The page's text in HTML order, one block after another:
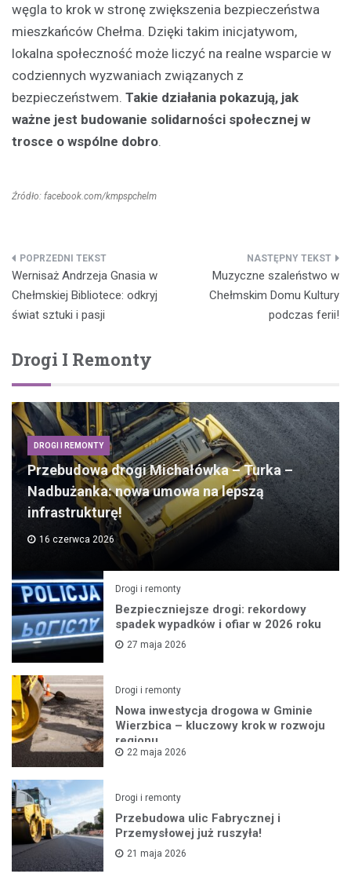
węgla to krok w stronę zwiększenia bezpieczeństwa
mieszkańców Chełma. Dzięki takim inicjatywom,
lokalna społeczność może liczyć na realne wsparcie w
codziennych wyzwaniach związanych z
bezpieczeństwem. Takie działania pokazują, jak
ważne jest budowanie solidarności społecznej w
trosce o wspólne dobro.
Źródło: facebook.com/kmpspchelm
Nawigacja
wpisu
Wernisaż Andrzeja Gnasia w
Chełmskiej Bibliotece: odkryj
świat sztuki i pasji
Muzyczne szaleństwo w
Chełmskim Domu Kultury
podczas ferii!
Drogi I Remonty
DROGI I REMONTY
Przebudowa drogi Michałówka – Turka –
Nadbużanka: nowa umowa na lepszą
infrastrukturę!
16 czerwca 2026
Drogi i remonty
Bezpieczniejsze drogi: rekordowy
spadek wypadków i ofiar w 2026 roku
27 maja 2026
Drogi i remonty
Nowa inwestycja drogowa w Gminie
Wierzbica – kluczowy krok w rozwoju
regionu
22 maja 2026
Drogi i remonty
Przebudowa ulic Fabrycznej i
Przemysłowej już ruszyła!
21 maja 2026